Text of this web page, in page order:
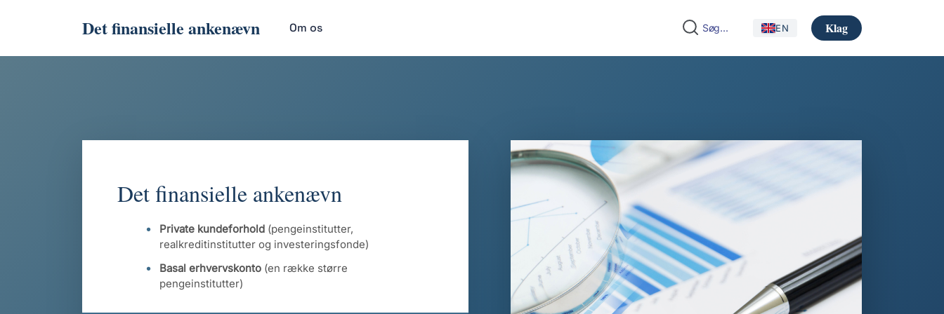
Det finansielle ankenævn Om os EN Klag
Det finansielle ankenævn
Private kundeforhold (pengeinstitutter,
realkreditinstitutter og investeringsfonde)
Basal erhvervskonto (en række større
pengeinstitutter)